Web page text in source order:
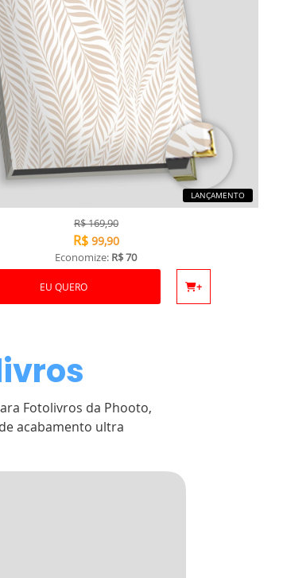
LANÇAMENTO
R$169,90
R$ 99,90
Economize: R$ 70
EU QUERO +
Fotolivros da Phooto,
acabamento ultra